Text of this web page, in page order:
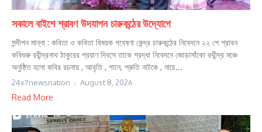
সকালে বাইশে শ্রাবণ উদযাপন চারুকন্ঠের উদ্যোগে
সন্দীপন মান্না : কবিতা ও কবিতা বিষয়ক গবেষণা কেন্দ্র চারুকন্ঠের নিবেদনে ২২ শে শ্রাবন
কবিগুরু রবীন্দ্রনাথ ঠাকুরের প্রয়াণ দিবসে তাকে শ্রদ্ধা নিবেদনে জোড়াসাঁকো রথীন্দ্র মঞ্চে
অনুষ্ঠিত হলো কবির রচনায় , আবৃতি , গানে, শ্রুতি নাটকে , নাচে...
24x7newsnation August 8, 2026
Read More